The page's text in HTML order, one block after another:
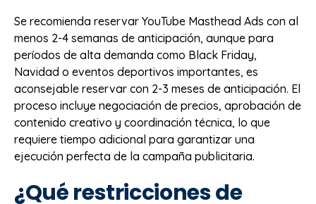
Se recomienda reservar YouTube Masthead Ads con al
menos 2-4 semanas de anticipación, aunque para
períodos de alta demanda como Black Friday,
Navidad o eventos deportivos importantes, es
aconsejable reservar con 2-3 meses de anticipación. El
proceso incluye negociación de precios, aprobación de
contenido creativo y coordinación técnica, lo que
requiere tiempo adicional para garantizar una
ejecución perfecta de la campaña publicitaria.
¿Qué restricciones de